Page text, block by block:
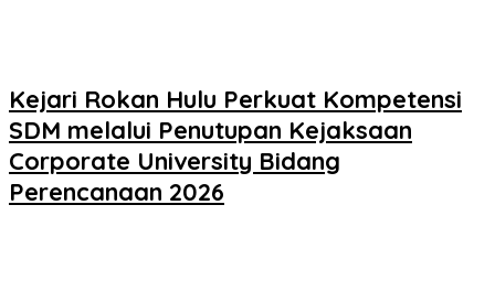
Kejari Rokan Hulu Perkuat Kompetensi
SDM melalui Penutupan Kejaksaan
Corporate University Bidang
Perencanaan 2026